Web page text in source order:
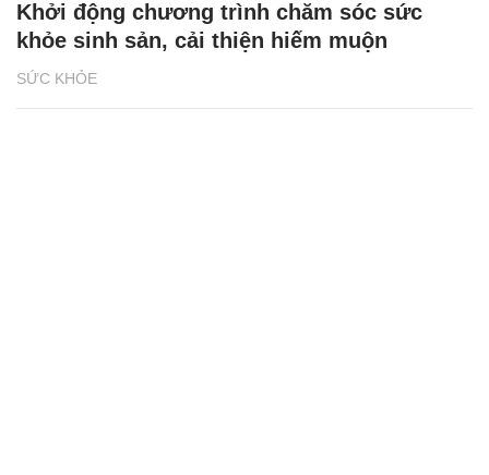
SỨC KHỎE
Khởi động chương trình chăm sóc sức
khỏe sinh sản, cải thiện hiếm muộn